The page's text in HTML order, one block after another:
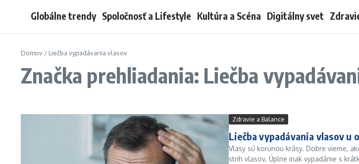
Globálne trendy Spoločnosť a Lifestyle Kultúra a Scéna Digitálny svet
Domov / Liečba vypadávania vlasov
Značka prehliadania: Liečba
Zdravie a Balance
Liečba vypadávania vlasov u
Vlasy sú korunou krásy. Dobre vieme,
strih vlasov. Úplne inak vypadáme s